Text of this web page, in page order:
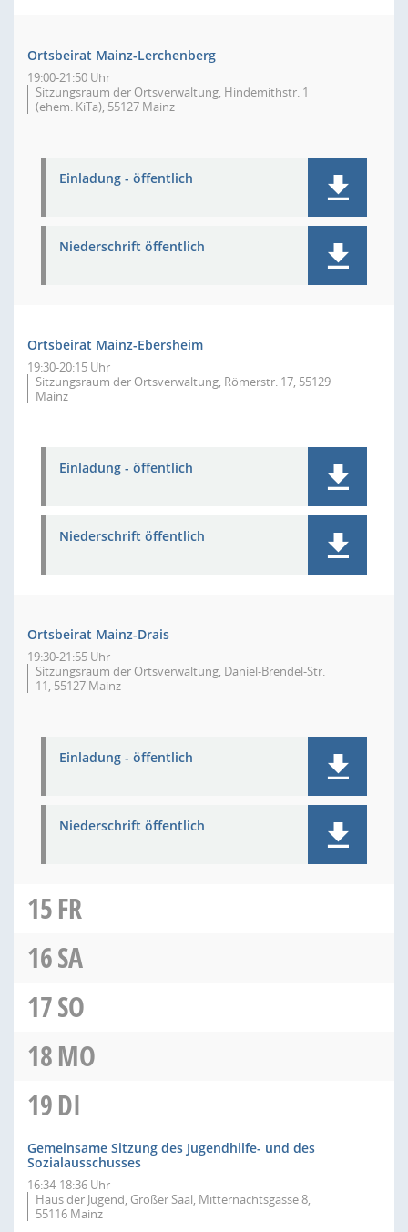
Ortsbeirat Mainz-Lerchenberg
19:00-21:50 Uhr
Sitzungsraum der Ortsverwaltung, Hindemithstr. 1
(ehem. KiTa), 55127 Mainz
Einladung - öffentlich
Niederschrift öffentlich
Ortsbeirat Mainz-Ebersheim
19:30-20:15 Uhr
Sitzungsraum der Ortsverwaltung, Römerstr. 17, 55129
Mainz
Einladung - öffentlich
Niederschrift öffentlich
Ortsbeirat Mainz-Drais
19:30-21:55 Uhr
Sitzungsraum der Ortsverwaltung, Daniel-Brendel-Str.
11, 55127 Mainz
Einladung - öffentlich
Niederschrift öffentlich
15FR
16SA
17SO
18MO
19DI
Gemeinsame Sitzung des Jugendhilfe- und des
Sozialausschusses
16:34-18:36 Uhr
Haus der Jugend, Großer Saal, Mitternachtsgasse 8,
55116 Mainz